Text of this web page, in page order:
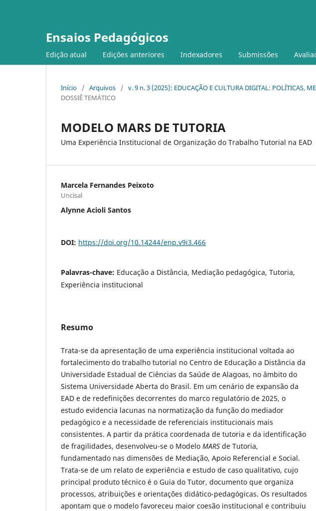
Ensaios Pedagógicos
Edição atual Edições anteriores Indexadores Submissões
Início / Arquivos / v. 9 n. 3 (2025): EDUCAÇÃO E CULTURA DIGITAL: POLÍTICAS,
DOSSIÊ TEMÁTICO
MODELO MARS DE TUTORIA
Uma Experiência Institucional de Organização do Trabalho Tutorial na EAD
Marcela Fernandes Peixoto
Uncisal
Alynne Acioli Santos
DOI: https://doi.org/10.14244/enp.v9i3.466
Palavras-chave: Educação a Distância, Mediação pedagógica, Tutoria,
Experiência institucional
Resumo
Trata-se da apresentação de uma experiência institucional voltada ao
fortalecimento do trabalho tutorial no Centro de Educação a Distância da
Universidade Estadual de Ciências da Saúde de Alagoas, no âmbito do
Sistema Universidade Aberta do Brasil. Em um cenário de expansão da
EAD e de redefinições decorrentes do marco regulatório de 2025, o
estudo evidencia lacunas na normatização da função do mediador
pedagógico e a necessidade de referenciais institucionais mais
consistentes. A partir da prática coordenada de tutoria e da identificação
de fragilidades, desenvolveu-se o Modelo MARS de Tutoria,
fundamentado nas dimensões de Mediação, Apoio Referencial e Social.
Trata-se de um relato de experiência e estudo de caso qualitativo, cujo
principal produto técnico é o Guia do Tutor, documento que organiza
processos, atribuições e orientações didático-pedagógicas. Os resultados
apontam que o modelo favoreceu maior coesão institucional e contribuiu